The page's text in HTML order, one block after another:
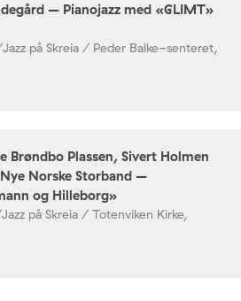
– Pianojazz med «GLIMT»
Jazz på Skreia / Peder Balke-senteret,
Brøndbo Plassen, Sivert Holmen
Norske Storband –
og Hilleborg»
Jazz på Skreia / Totenviken Kirke,